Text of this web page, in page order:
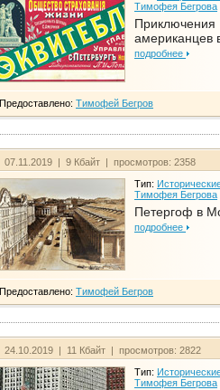
Тимофея Бегрова
Приключения
американцев
подробнее
Предоставлено: Тимофей Бегров
07.11.2019 | 9 Кбайт | просмотров: 2358
Тип:
Тимофея Бегрова
Петергоф в
подробнее
Предоставлено: Тимофей Бегров
24.10.2019 | 11 Кбайт | просмотров: 2822
Тип:
Тимофея Бегрова